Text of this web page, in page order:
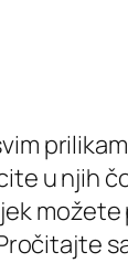
u njih